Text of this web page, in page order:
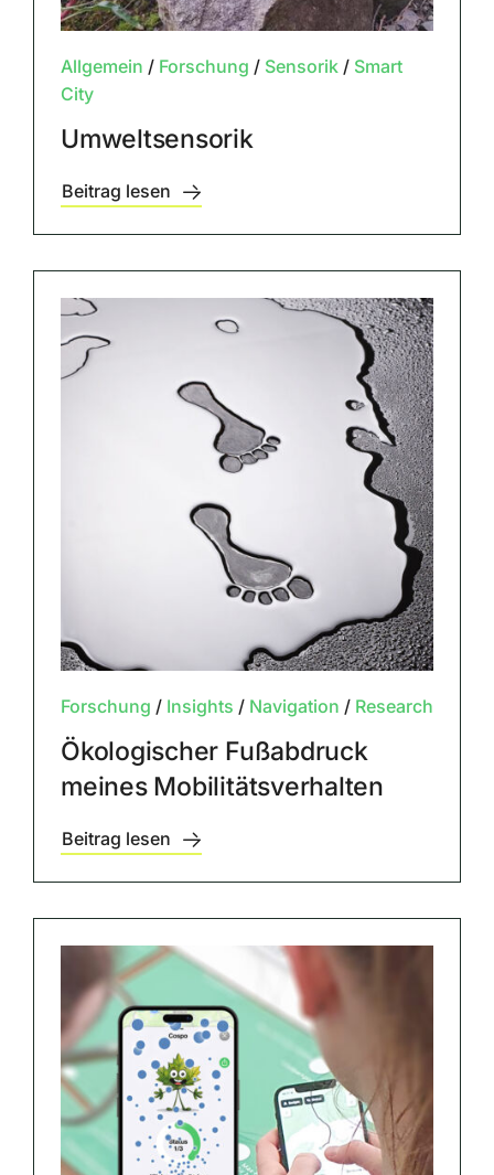
Allgemein / Forschung / Sensorik/ Smart
City
Umweltsensorik
Beitrag lesen
Forschung / Insights / Navigation / Research
Ökologischer Fußabdruck
meines Mobilitätsverhalten
Beitrag lesen